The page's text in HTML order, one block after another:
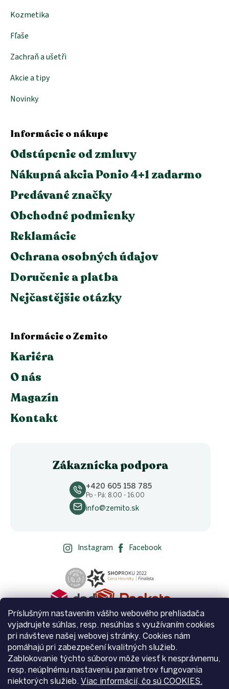
Príslušným nastavením vášho webového prehliadača
vyjadrujete súhlas, resp. nesúhlas s využívaním cookies
pri návšteve našej webovej stránky. Cookies nám
pomáhajú pri zabezpečení kvalitných služieb.
Zablokovanie týchto súborov môže viesť k nesprávnemu,
resp. neúplnému nastaveniu parametrov fungovania
niektorých služieb. Viac informácií, čo sú COOKIES.
Kozmetika
Fľaše
Zachraň a ušetři
Akcie a tipy
Novinky
Informácie o nákupe
Odstúpenie od zmluvy
Nákupná akcia Ponio 4+1 zadarmo
Predávané značky
Obchodné podmienky
Reklamácie
Ochrana osobných údajov
Doručenie a platba
Nejčastějšie otázky
Informácie o Zemito
Kariéra
O nás
Magazín
Kontakt
Zákaznícka podpora
+420 605 158 785
Po - Pá: 8.00 - 16.00
info@zemito.sk
Instagram Facebook
Vytvoril Shoptet